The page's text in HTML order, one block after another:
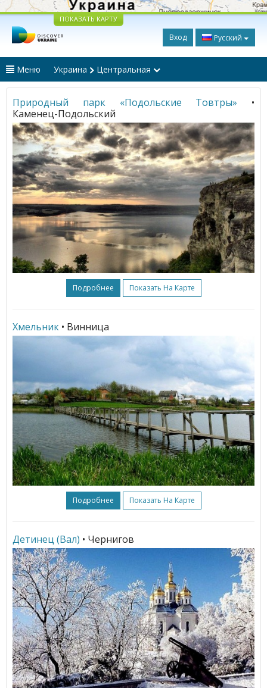
ПОКАЗАТЬ КАРТУ
Вход Русский
Меню Украина Центральная
Природный парк «Подольские Товтры»
•
Каменец-Подольский
Подробнее Показать На Карте
Хмельник • Винница
Подробнее Показать На Карте
Детинец (Вал) • Чернигов